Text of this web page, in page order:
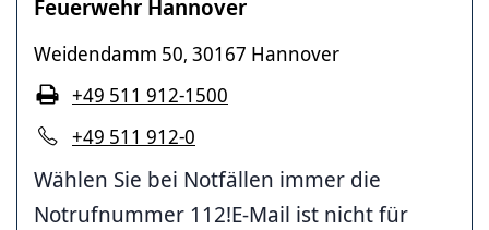
Feuerwehr Hannover
Weidendamm 50, 30167 Hannover
+49 511 912-0
+49 511 912-1500
Wählen Sie bei Notfällen immer die
Notrufnummer 112!E-Mail ist nicht für